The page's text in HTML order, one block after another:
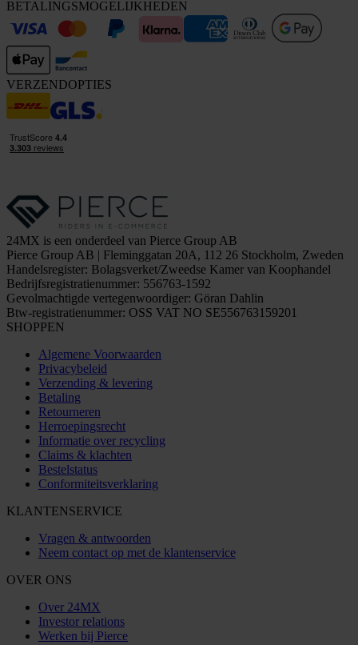
BETALINGSMOGELIJKHEDEN
VERZENDOPTIES
24MX is een onderdeel van Pierce Group AB
Pierce Group AB | Fleminggatan 20A, 112 26 Stockholm, Zweden
Handelsregister: Bolagsverket/Zweedse Kamer van Koophandel
Bedrijfsregistratienummer: 556763-1592
Gevolmachtigde vertegenwoordiger: Göran Dahlin
Btw-registratienummer: OSS VAT NO SE556763159201
SHOPPEN
Algemene Voorwaarden
Privacybeleid
Verzending & levering
Betaling
Retourneren
Herroepingsrecht
Informatie over recycling
Claims & klachten
Bestelstatus
Conformiteitsverklaring
KLANTENSERVICE
Vragen & antwoorden
Neem contact op met de klantenservice
OVER ONS
Over 24MX
Investor relations
Werken bij Pierce